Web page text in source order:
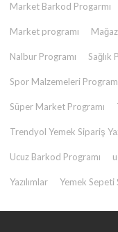
Market Barkod Progarmı
Market programı
Nalbur Programı Sağlık
Spor Malzemeleri
Süper Market Programı
Trendyol Yemek Sipariş
Ucuz Barkod Programı
Yazılımlar Yemek Sepeti